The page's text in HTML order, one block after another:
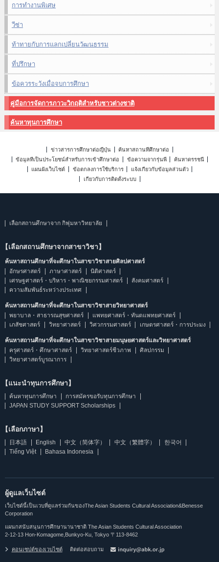
การทำงานพิเศษ
วีซ่า
ท้าทายกับการแลกเปลี่ยนวัฒนธรรม
ที่ปรึกษา
ข้อควรระวังเมื่อจบการศึกษา
คู่มือการจัดการภาวะวิกฤติสำหรับชาวต่างชาติ
ค้นหาทุนการศึกษา
ข่าวสารการศึกษาต่อญี่ปุ่น
ค้นหาสถานที่ศึกษาต่อ
ข้อมูลที่เป็นประโยชน์สำหรับการเข้าศึกษาต่อ
ข้อความจากรุ่นพี่
ค้นหาดรรชนี
แผนผังเว็บไซต์
ข้อตกลงการใช้บริการ
แจ้งเกี่ยวกับข้อมูลส่วนตัว
เกี่ยวกับการติดตั้งระบบ
เลือกสถานศึกษาจาก กิฟุมหาวิทยาลัย
【เลือกสถานศึกษาจากสาขาวิชา】
ค้นหาสถานศึกษาที่จะศึกษาในสาขาวิชาสายศิลปศาสตร์
อักษรศาสตร์
ภาษาศาสตร์
นิติศาสตร์
เศรษฐศาสตร์・บริหาร・พาณิชยกรรมศาสตร์
สังคมศาสตร์
ความสัมพันธ์ระหว่างประเทศ
ค้นหาสถานศึกษาที่จะศึกษาในสาขาวิชาสายวิทยาศาสตร์
พยาบาล・สาธารณสุขศาสตร์
แพทยศาสตร์・ทันตแพทยศาสตร์
เภสัชศาสตร์
วิทยาศาสตร์ วิศวกรรมศาสตร์ เกษตรศาสตร์・การประมง
ค้นหาสถานศึกษาที่จะศึกษาในสาขาวิชาสายมนุษยศาสตร์และวิทยาศาสตร์
ครุศาสตร์・ศึกษาศาสตร์
วิทยาศาสตร์ชีวภาพ
ศิลปกรรม
วิทยาศาสตร์บูรณาการ
【แนะนำทุนการศึกษา】
ค้นหาทุนการศึกษา
การสมัครขอรับทุนการศึกษา
JAPAN STUDY SUPPORT Scholarships
【เลือกภาษา】
日本語 English 中文（简体字） 中文（繁體字）
한국어
Tiếng Việt
Bahasa Indonesia
ผู้ดูแลเว็บไซต์
เว็บไซต์นี้เป็นเวบที่ดูแลร่วมกันของThe Asian Students Cultural Association&Benesse
Corporation
แผนกสนับสนุนการศึกษานานาชาติ The Asian Students Cultural Association
2-12-13 Hon-Komagome,Bunkyo-Ku, Tokyo 〒113-8462
คอนเซปต์ของเวบไซต์ ติดต่อสอบถาม